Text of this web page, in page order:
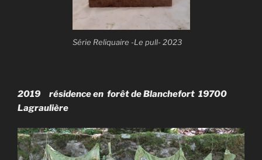
Série Reliquaire -Le pull- 2023
2019 résidence en forêt de Blanchefort 19700
Lagraulière